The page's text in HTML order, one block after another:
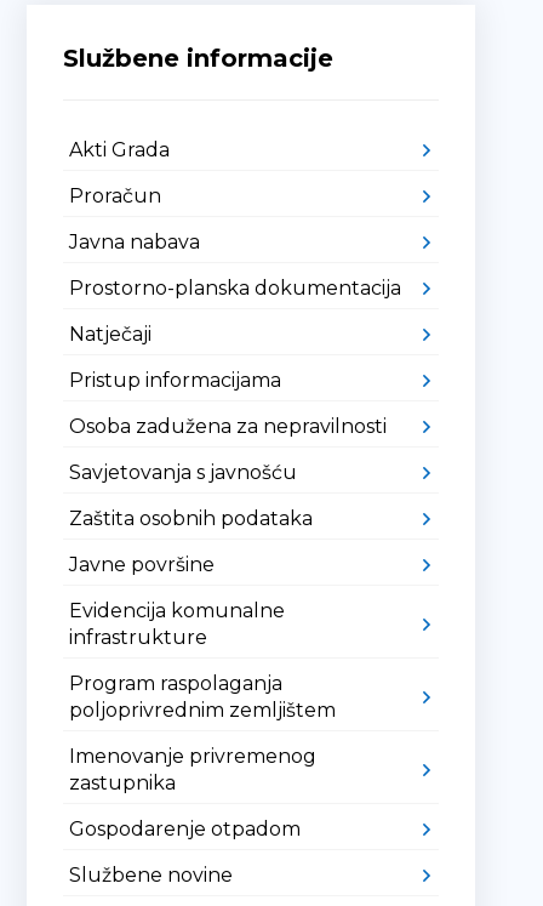
Službene informacije
Akti Grada
Proračun
Javna nabava
Prostorno-planska dokumentacija
Natječaji
Pristup informacijama
Osoba zadužena za nepravilnosti
Savjetovanja s javnošću
Zaštita osobnih podataka
Javne površine
Evidencija komunalne
infrastrukture
Program raspolaganja
poljoprivrednim zemljištem
Imenovanje privremenog
zastupnika
Gospodarenje otpadom
Službene novine